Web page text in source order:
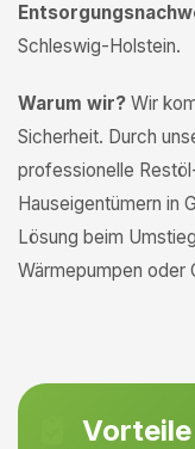
Schleswig-Holstein.
Warum wir? Wir
Sicherheit. Durch
professionelle
Hauseigentümern in
Lösung beim
Wärmepumpen oder